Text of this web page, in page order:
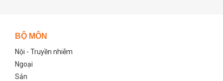
BỘ MÔN
Nội - Truyền nhiễm
Ngoại
Sản